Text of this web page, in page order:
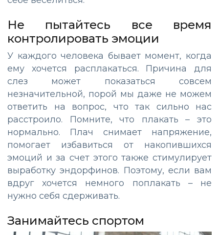
Не пытайтесь все время
контролировать эмоции
У каждого человека бывает момент, когда
ему хочется расплакаться. Причина для
слез может показаться совсем
незначительной, порой мы даже не можем
ответить на вопрос, что так сильно нас
расстроило. Помните, что плакать – это
нормально. Плач снимает напряжение,
помогает избавиться от накопившихся
эмоций и за счет этого также стимулирует
выработку эндорфинов. Поэтому, если вам
вдруг хочется немного поплакать – не
нужно себя сдерживать.
Занимайтесь спортом